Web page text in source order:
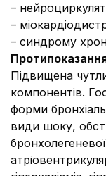
–
–
– синдрому
Підвищена
компонентів.
форми
види шоку,